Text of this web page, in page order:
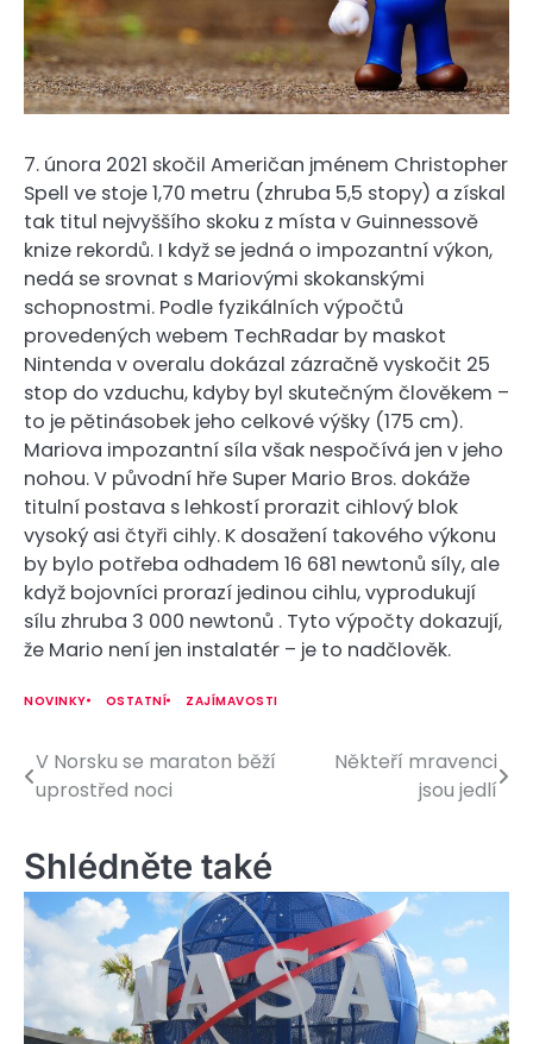
7. února 2021 skočil Američan jménem Christopher
Spell ve stoje 1,70 metru (zhruba 5,5 stopy) a získal
tak titul nejvyššího skoku z místa v Guinnessově
knize rekordů. I když se jedná o impozantní výkon,
nedá se srovnat s Mariovými skokanskými
schopnostmi. Podle fyzikálních výpočtů
provedených webem TechRadar by maskot
Nintenda v overalu dokázal zázračně vyskočit 25
stop do vzduchu, kdyby byl skutečným člověkem –
to je pětinásobek jeho celkové výšky (175 cm).
Mariova impozantní síla však nespočívá jen v jeho
nohou. V původní hře Super Mario Bros. dokáže
titulní postava s lehkostí prorazit cihlový blok
vysoký asi čtyři cihly. K dosažení takového výkonu
by bylo potřeba odhadem 16 681 newtonů síly, ale
když bojovníci prorazí jedinou cihlu, vyprodukují
sílu zhruba 3 000 newtonů . Tyto výpočty dokazují,
že Mario není jen instalatér – je to nadčlověk.
NOVINKY OSTATNÍ ZAJÍMAVOSTI
N
v
i
g
c
V Norsku se maraton běží
uprostřed noci
Někteří mravenci
jsou jedlí
Shlédněte také